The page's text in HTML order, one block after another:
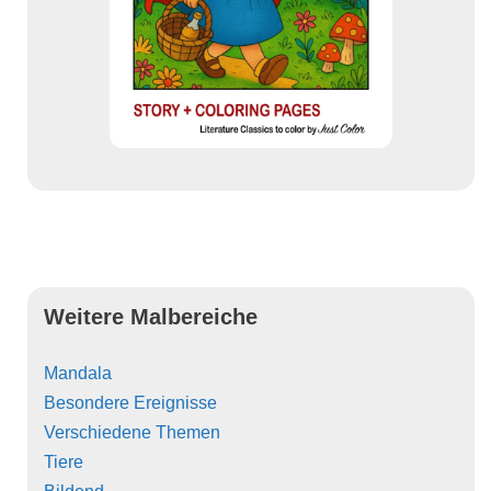
Weitere Malbereiche
Mandala
Besondere Ereignisse
Verschiedene Themen
Tiere